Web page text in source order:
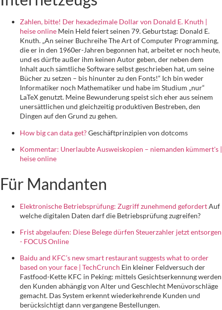
Zahlen, bitte! Der hexadezimale Dollar von Donald E. Knuth |
heise online Mein Held feiert seinen 79. Geburtstag: Donald E.
Knuth. „An seiner Buchreihe The Art of Computer Programming,
die er in den 1960er-Jahren begonnen hat, arbeitet er noch heute,
und es dürfte außer ihm keinen Autor geben, der neben dem
Inhalt auch sämtliche Software selbst geschrieben hat, um seine
Bücher zu setzen – bis hinunter zu den Fonts!“ Ich bin weder
Informatiker noch Mathematiker und habe im Studium „nur“
LaTeX genutzt. Meine Bewunderung speist sich eher aus seinem
unersättlichen und gleichzeitig produktiven Bestreben, den
Dingen auf den Grund zu gehen.
How big can data get?Geschäftprinzipien von dotcoms
Kommentar: Unerlaubte Ausweiskopien – niemanden kümmert's |
heise online
Für Mandanten
Elektronische Betriebsprüfung: Zugriff zunehmend gefordertAuf
welche digitalen Daten darf die Betriebsprüfung zugreifen?
Frist abgelaufen: Diese Belege dürfen Steuerzahler jetzt entsorgen
- FOCUS Online
Baidu and KFC’s new smart restaurant suggests what to order
based on your face | TechCrunch Ein kleiner Feldversuch der
Fastfood-Kette KFC in Peking: mittels Gesichtserkennung werden
den Kunden abhängig von Alter und Geschlecht Menüvorschläge
gemacht. Das System erkennt wiederkehrende Kunden und
berücksichtigt dann vergangene Bestellungen.